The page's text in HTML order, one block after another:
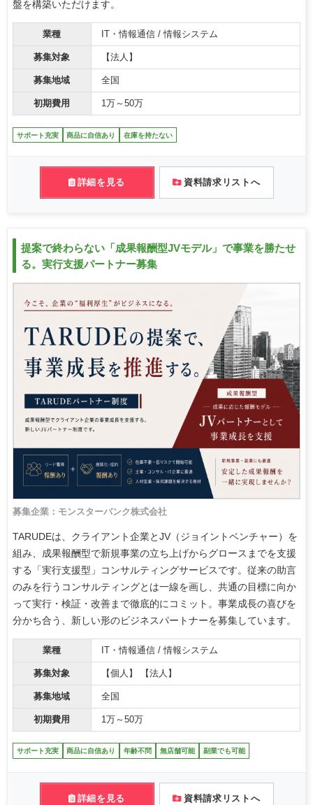
盤を構築いただけます。
業種 IT・情報通信 / 情報システム
募集対象 【法人】
募集地域 全国
初期費用 1万～50万
サポート充実 商品に自信あり 在庫を持たない
詳細を見る 資料請求リストへ
提案で終わらない「成果報酬型JVモデル」で事業を勝たせ
る。実行支援パートナー募集
募集企業：モンスターバンク株式会社
TARUDEは、クライアント企業とJV（ジョイントベンチャー）を
組み、成果報酬型で新規事業の立ち上げからグロースまでを支援
する「実行支援型」コンサルティングサービスです。従来の助言
のみを行うコンサルティングとは一線を画し、共通の目標に向か
って実行・検証・改善まで徹底的にコミット。事業成長の喜びを
分かち合う、新しい形のビジネスパートナーを募集しています。
業種 IT・情報通信 / 情報システム
募集対象 【個人】 【法人】
募集地域 全国
初期費用 1万～50万
サポート充実 商品に自信あり 年齢不問 無店舗可能 副業でも可能
詳細を見る 資料請求リストへ